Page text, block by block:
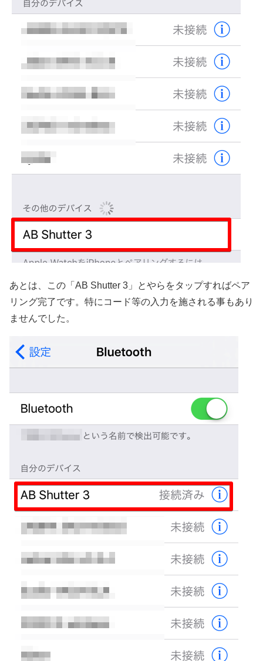
あとは、この「AB Shutter 3」とやらをタップすればペア
リング完了です。特にコード等の入力を施される事もあり
ませんでした。